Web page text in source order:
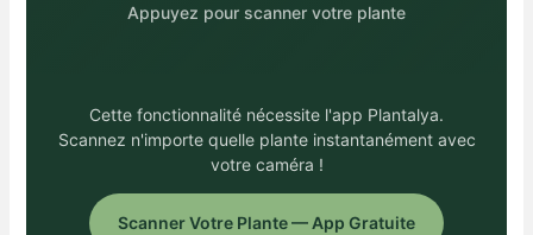
Appuyez pour scanner votre plante
Cette fonctionnalité nécessite l'app Plantalya.
Scannez n'importe quelle plante instantanément avec
votre caméra !
Scanner Votre Plante — App Gratuite